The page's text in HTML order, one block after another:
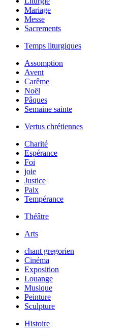
Mariage
Messe
Sacrements
Temps liturgiques
Assomption
Avent
Carême
Noël
Pâques
Semaine sainte
Vertus chrétiennes
Charité
Espérance
Foi
joie
Justice
Paix
Tempérance
Théâtre
Arts
chant gregorien
Cinéma
Exposition
Louange
Musique
Peinture
Sculpture
Histoire